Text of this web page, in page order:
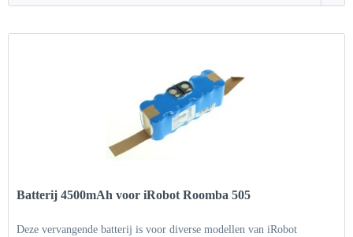
Batterij 4500mAh voor iRobot Roomba 505
Deze vervangende batterij is voor diverse modellen van iRobot